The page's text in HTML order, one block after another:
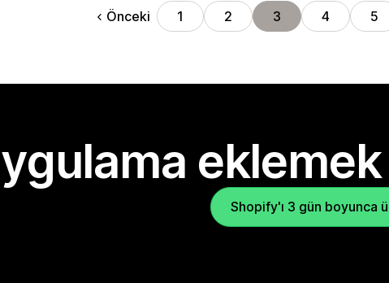
Önceki 1 2 3 4 5
Shopify'ı 3 gün boyunca